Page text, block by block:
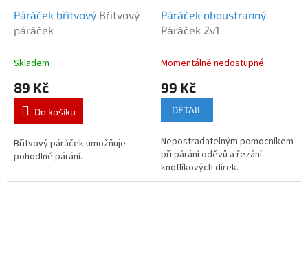
Páráček břitvový Břitvový
páráček
Skladem
89 Kč
Do košíku
Břitvový páráček umožňuje
pohodlné párání.
Páráček oboustranný
Páráček 2v1
Momentálně nedostupné
99 Kč
DETAIL
Nepostradatelným pomocníkem
při párání oděvů a řezání
knoflíkových dírek.